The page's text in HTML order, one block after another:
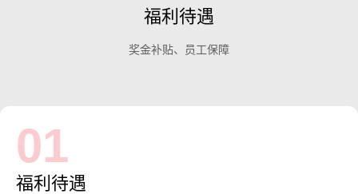
福利待遇
奖金补贴、员工保障
01
福利待遇